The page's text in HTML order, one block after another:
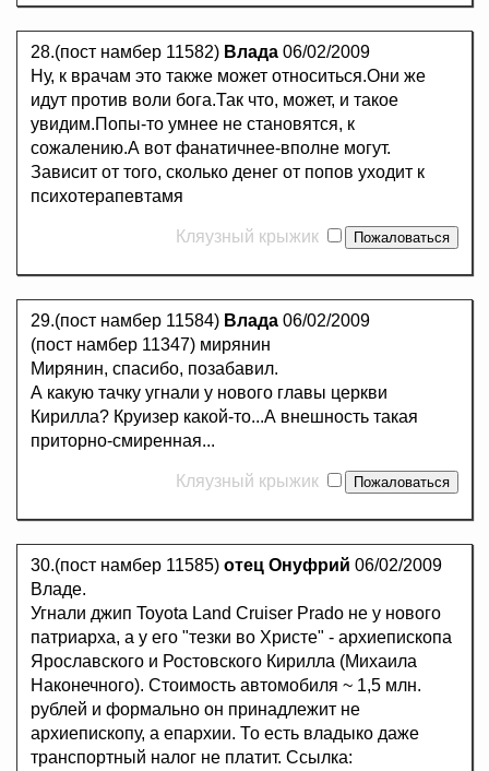
28.(пост намбер 11582) Влада 06/02/2009
Ну, к врачам это также может относиться.Они же
идут против воли бога.Так что, может, и такое
увидим.Попы-то умнее не становятся, к
сожалению.А вот фанатичнее-вполне могут.
Зависит от того, сколько денег от попов уходит к
психотерапевтамя
Кляузный крыжик
29.(пост намбер 11584) Влада 06/02/2009
(пост намбер 11347) мирянин
Мирянин, спасибо, позабавил.
А какую тачку угнали у нового главы церкви
Кирилла? Круизер какой-то...А внешность такая
приторно-смиренная...
Кляузный крыжик
30.(пост намбер 11585) отец Онуфрий 06/02/2009
Владе.
Угнали джип Toyota Land Cruiser Prado не у нового
патриарха, а у его "тезки во Христе" - архиепископа
Ярославского и Ростовского Кирилла (Михаила
Наконечного). Стоимость автомобиля ~ 1,5 млн.
рублей и формально он принадлежит не
архиепископу, а епархии. То есть владыко даже
транспортный налог не платит. Ссылка: